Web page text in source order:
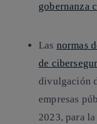
gobernanza
Las normas
de
divulgación
empresas
2023, para